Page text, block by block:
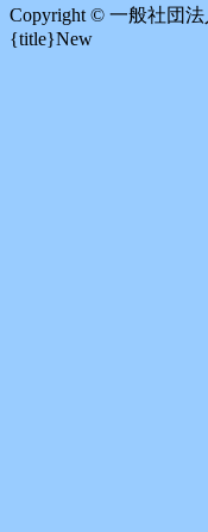
Copyright ©︎ 一般社団法
{title}New